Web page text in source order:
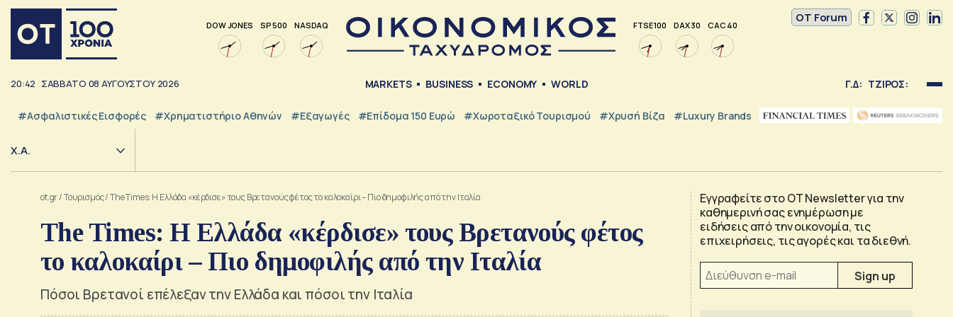
DOW JONES SP 500 NASDAQ FTSE 100 DAX 30 CAC 40
OT Forum
20:42 ΣΑΒΒΑΤΟ 08 ΑΥΓΟΥΣΤΟΥ 2026 MARKETS BUSINESS ECONOMY WORLD Γ.Δ: ΤΖΙΡΟΣ:
#Ασφαλιστικές Εισφορές #Χρηματιστήριο Αθηνών #εξαγωγές #Επίδομα 150 Ευρώ #Χωροταξικό Τουρισμού #Χρυσή Βίζα #luxury Brands
Χ.Α.
ot.gr/Τουρισμός/The Times: Η Ελλάδα «κέρδισε» τους Βρετανούς φέτος το καλοκαίρι – Πιο δημοφιλής από την Ιταλία
The Times: Η Ελλάδα «κέρδισε» τους Βρετανούς φέτος
το καλοκαίρι – Πιο δημοφιλής από την Ιταλία
Πόσοι Βρετανοί επέλεξαν την Ελλάδα και πόσοι την Ιταλία
Εγγραφείτε στο OT Newsletter για την
καθημερινή σας ενημέρωση με
ειδήσεις από την οικονομία, τις
επιχειρήσεις, τις αγορές και τα διεθνή.